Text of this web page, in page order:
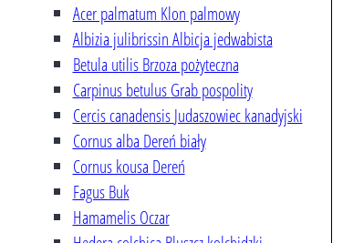
Acer palmatum Klon palmowy
Albizia julibrissinAlbicja jedwabista
Betula utilisBrzoza pożyteczna
Carpinus betulusGrab pospolity
Cercis canadensisJudaszowiec kanadyjski
Cornus alba Dereń biały
Cornus kousa Dereń
FagusBuk
HamamelisOczar